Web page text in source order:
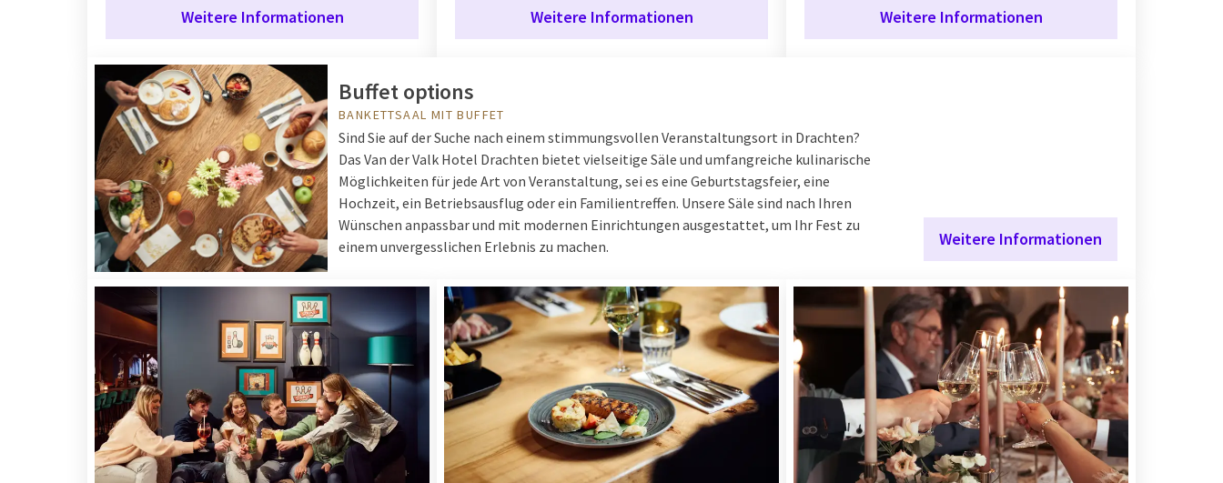
Weitere Informationen Weitere Informationen Weitere Informationen
Buffet options
BANKETTSAAL MIT BUFFET
Sind Sie auf der Suche nach einem stimmungsvollen Veranstaltungsort in Drachten?
Das Van der Valk Hotel Drachten bietet vielseitige Säle und umfangreiche kulinarische
Möglichkeiten für jede Art von Veranstaltung, sei es eine Geburtstagsfeier, eine
Hochzeit, ein Betriebsausflug oder ein Familientreffen. Unsere Säle sind nach Ihren
Wünschen anpassbar und mit modernen Einrichtungen ausgestattet, um Ihr Fest zu
einem unvergesslichen Erlebnis zu machen.
Weitere Informationen